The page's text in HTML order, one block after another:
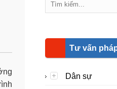
Tư vấn
Dân sự